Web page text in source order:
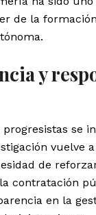
de la
y
progresistas se
vuelve
de
contratación
en la